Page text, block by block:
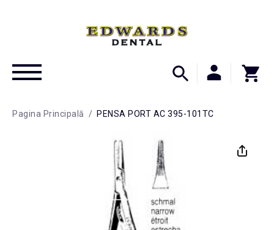
Pagina Principală / PENSA PORT AC 395-101TC